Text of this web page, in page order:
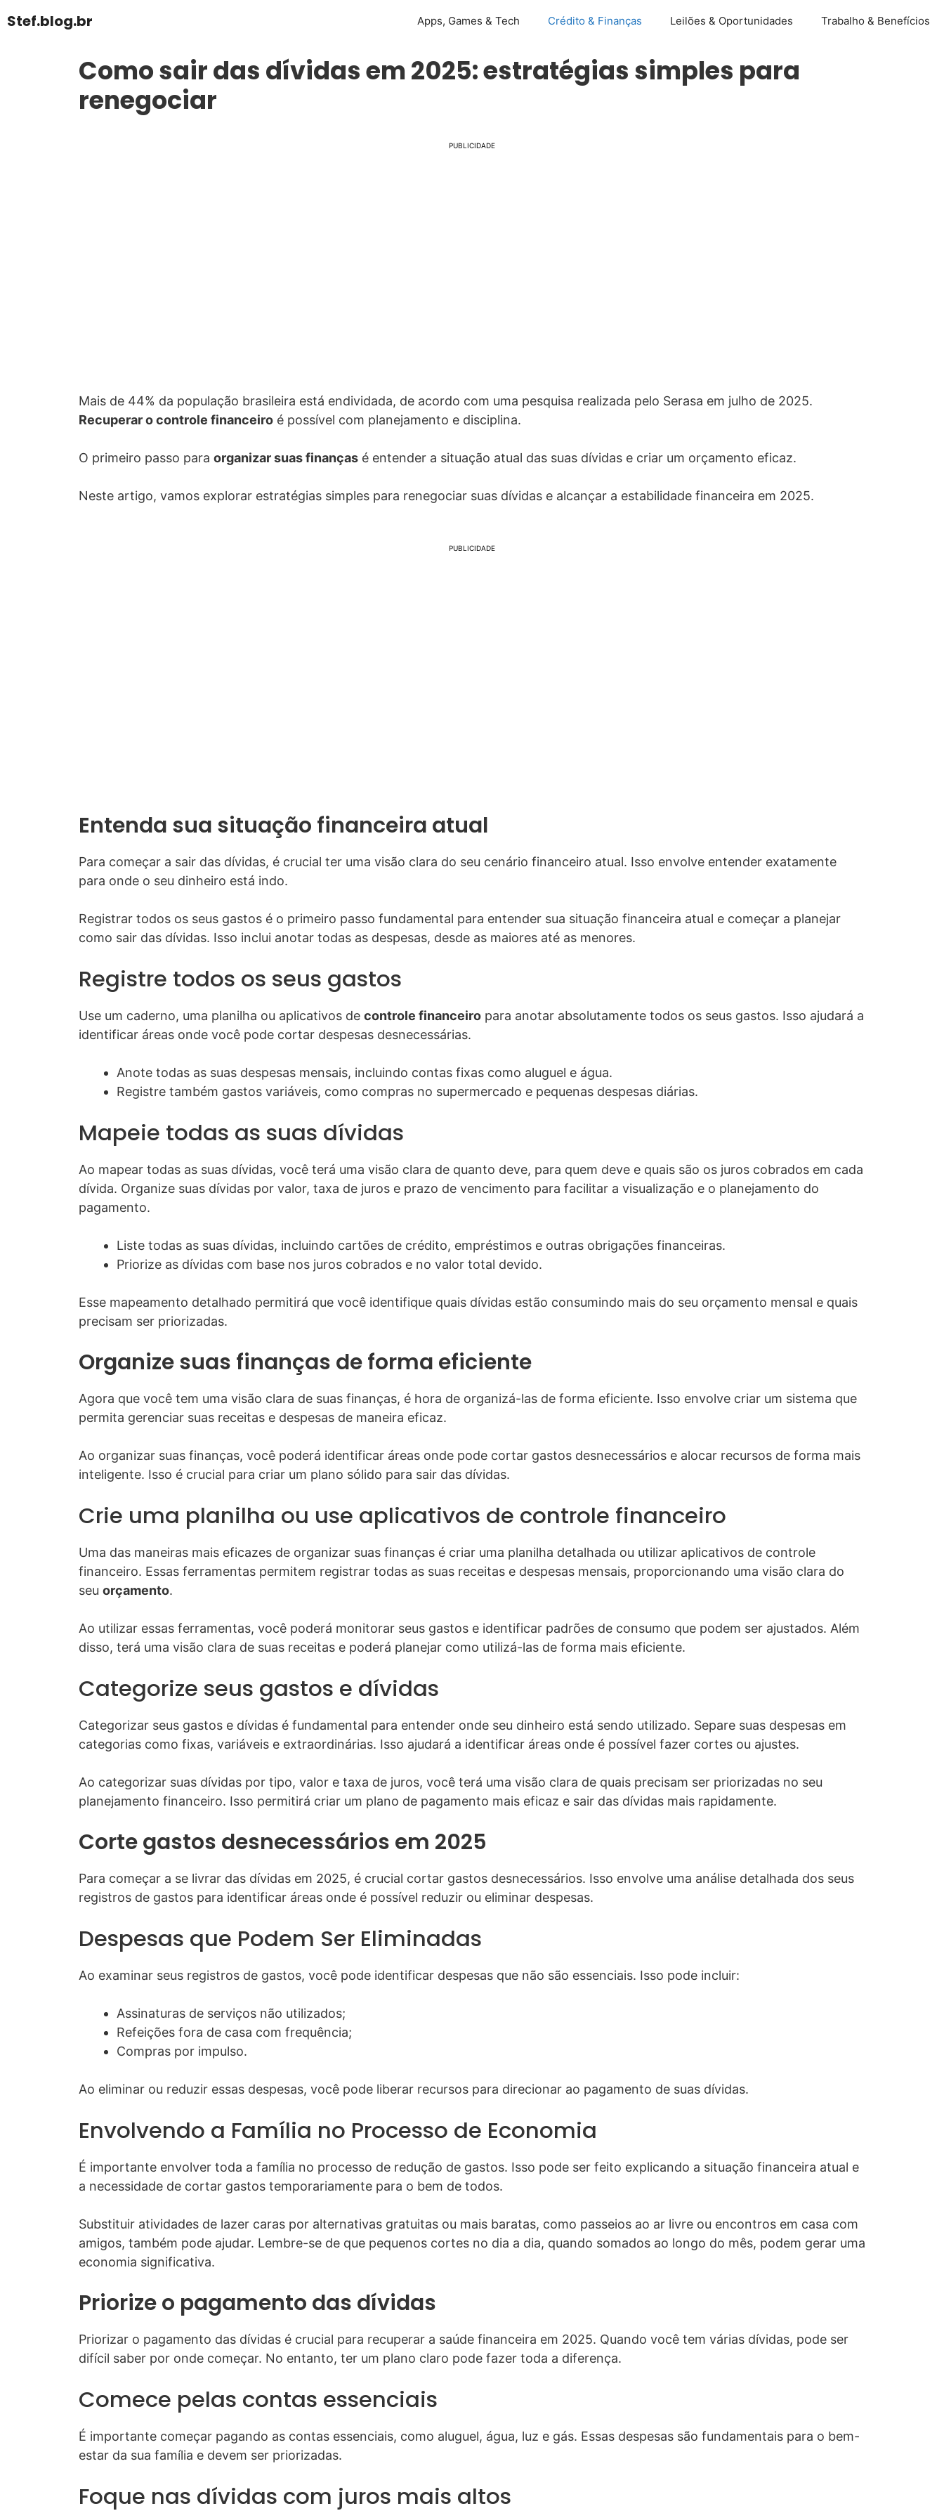
para
Stef.blog.br Apps, Games & Tech Crédito & Finanças Leilões & Oportunidades Trabalho & Benefícios
Como sair das dívidas em 2025: estratégias simples para
renegociar
PUBLICIDADE
Mais de 44% da população brasileira está endividada, de acordo com uma pesquisa realizada pelo Serasa em julho de 2025.
Recuperar o controle financeiro é possível com planejamento e disciplina.
O primeiro passo para organizar suas finanças é entender a situação atual das suas dívidas e criar um orçamento eficaz.
Neste artigo, vamos explorar estratégias simples para renegociar suas dívidas e alcançar a estabilidade financeira em 2025.
PUBLICIDADE
Entenda sua situação financeira atual
Para começar a sair das dívidas, é crucial ter uma visão clara do seu cenário financeiro atual. Isso envolve entender exatamente
para onde o seu dinheiro está indo.
Registrar todos os seus gastos é o primeiro passo fundamental para entender sua situação financeira atual e começar a planejar
como sair das dívidas. Isso inclui anotar todas as despesas, desde as maiores até as menores.
Registre todos os seus gastos
Use um caderno, uma planilha ou aplicativos de controle financeiro para anotar absolutamente todos os seus gastos. Isso ajudará a
identificar áreas onde você pode cortar despesas desnecessárias.
Anote todas as suas despesas mensais, incluindo contas fixas como aluguel e água.
Registre também gastos variáveis, como compras no supermercado e pequenas despesas diárias.
Mapeie todas as suas dívidas
Ao mapear todas as suas dívidas, você terá uma visão clara de quanto deve, para quem deve e quais são os juros cobrados em cada
dívida. Organize suas dívidas por valor, taxa de juros e prazo de vencimento para facilitar a visualização e o planejamento do
pagamento.
Liste todas as suas dívidas, incluindo cartões de crédito, empréstimos e outras obrigações financeiras.
Priorize as dívidas com base nos juros cobrados e no valor total devido.
Esse mapeamento detalhado permitirá que você identifique quais dívidas estão consumindo mais do seu orçamento mensal e quais
precisam ser priorizadas.
Organize suas finanças de forma eficiente
Agora que você tem uma visão clara de suas finanças, é hora de organizá-las de forma eficiente. Isso envolve criar um sistema que
permita gerenciar suas receitas e despesas de maneira eficaz.
Ao organizar suas finanças, você poderá identificar áreas onde pode cortar gastos desnecessários e alocar recursos de forma mais
inteligente. Isso é crucial para criar um plano sólido para sair das dívidas.
Crie uma planilha ou use aplicativos de controle financeiro
Uma das maneiras mais eficazes de organizar suas finanças é criar uma planilha detalhada ou utilizar aplicativos de controle
financeiro. Essas ferramentas permitem registrar todas as suas receitas e despesas mensais, proporcionando uma visão clara do
seu orçamento.
Ao utilizar essas ferramentas, você poderá monitorar seus gastos e identificar padrões de consumo que podem ser ajustados. Além
disso, terá uma visão clara de suas receitas e poderá planejar como utilizá-las de forma mais eficiente.
Categorize seus gastos e dívidas
Categorizar seus gastos e dívidas é fundamental para entender onde seu dinheiro está sendo utilizado. Separe suas despesas em
categorias como fixas, variáveis e extraordinárias. Isso ajudará a identificar áreas onde é possível fazer cortes ou ajustes.
Ao categorizar suas dívidas por tipo, valor e taxa de juros, você terá uma visão clara de quais precisam ser priorizadas no seu
planejamento financeiro. Isso permitirá criar um plano de pagamento mais eficaz e sair das dívidas mais rapidamente.
Corte gastos desnecessários em 2025
Para começar a se livrar das dívidas em 2025, é crucial cortar gastos desnecessários. Isso envolve uma análise detalhada dos seus
registros de gastos para identificar áreas onde é possível reduzir ou eliminar despesas.
Despesas que Podem Ser Eliminadas
Ao examinar seus registros de gastos, você pode identificar despesas que não são essenciais. Isso pode incluir:
Assinaturas de serviços não utilizados;
Refeições fora de casa com frequência;
Compras por impulso.
Ao eliminar ou reduzir essas despesas, você pode liberar recursos para direcionar ao pagamento de suas dívidas.
Envolvendo a Família no Processo de Economia
É importante envolver toda a família no processo de redução de gastos. Isso pode ser feito explicando a situação financeira atual e
a necessidade de cortar gastos temporariamente para o bem de todos.
Substituir atividades de lazer caras por alternativas gratuitas ou mais baratas, como passeios ao ar livre ou encontros em casa com
amigos, também pode ajudar. Lembre-se de que pequenos cortes no dia a dia, quando somados ao longo do mês, podem gerar uma
economia significativa.
Priorize o pagamento das dívidas
Priorizar o pagamento das dívidas é crucial para recuperar a saúde financeira em 2025. Quando você tem várias dívidas, pode ser
difícil saber por onde começar. No entanto, ter um plano claro pode fazer toda a diferença.
Comece pelas contas essenciais
É importante começar pagando as contas essenciais, como aluguel, água, luz e gás. Essas despesas são fundamentais para o bem-
estar da sua família e devem ser priorizadas.
Foque nas dívidas com juros mais altos